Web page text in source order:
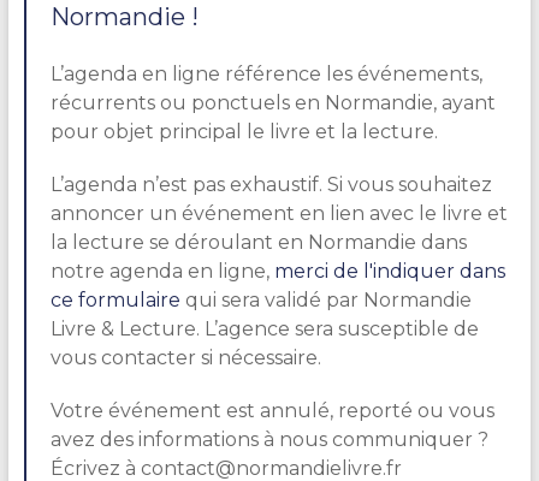
Normandie !
L’agenda en ligne référence les événements,
récurrents ou ponctuels en Normandie, ayant
pour objet principal le livre et la lecture.
L’agenda n’est pas exhaustif. Si vous souhaitez
annoncer un événement en lien avec le livre et
la lecture se déroulant en Normandie dans
notre agenda en ligne, merci de l'indiquer dans
ce formulaire qui sera validé par Normandie
Livre & Lecture. L’agence sera susceptible de
vous contacter si nécessaire.
Votre événement est annulé, reporté ou vous
avez des informations à nous communiquer ?
Écrivez à contact@normandielivre.fr